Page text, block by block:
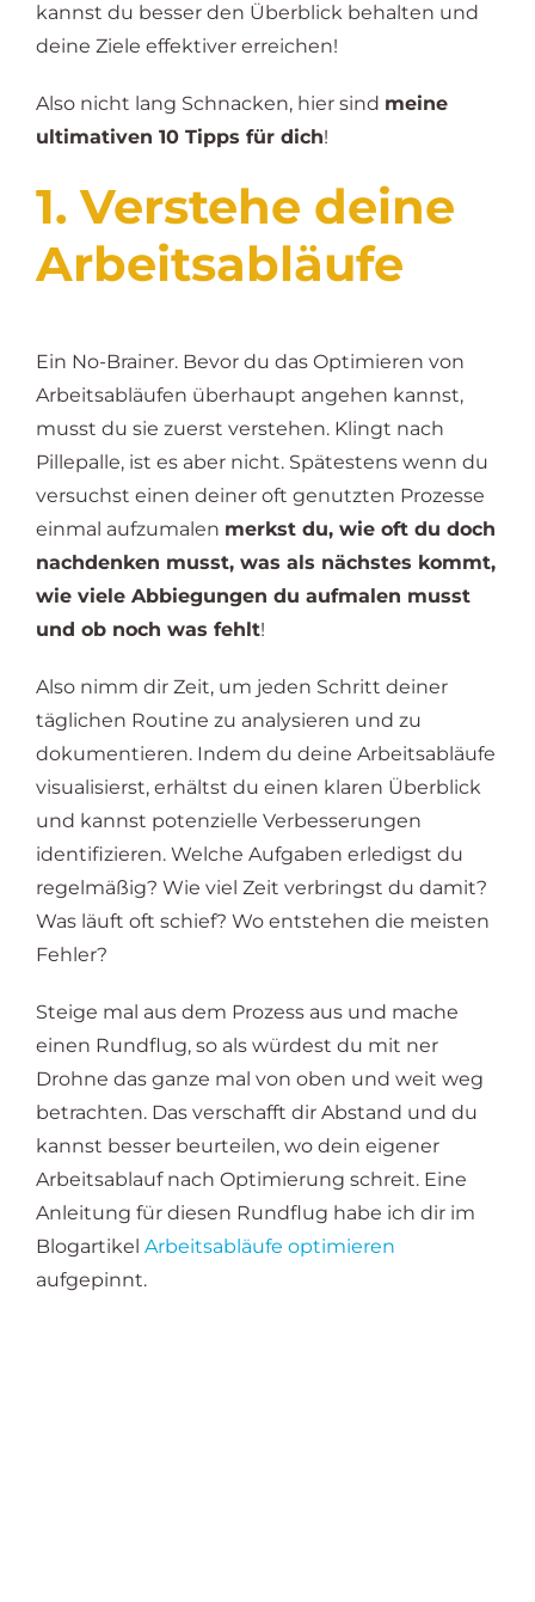
kannst du besser den Überblick behalten und
deine Ziele effektiver erreichen!
Also nicht lang Schnacken, hier sind meine
ultimativen 10 Tipps für dich!
1. Verstehe deine
Arbeitsabläufe
Ein No-Brainer. Bevor du das Optimieren von
Arbeitsabläufen überhaupt angehen kannst,
musst du sie zuerst verstehen. Klingt nach
Pillepalle, ist es aber nicht. Spätestens wenn du
versuchst einen deiner oft genutzten Prozesse
einmal aufzumalen merkst du, wie oft du doch
nachdenken musst, was als nächstes kommt,
wie viele Abbiegungen du aufmalen musst
und ob noch was fehlt!
Also nimm dir Zeit, um jeden Schritt deiner
täglichen Routine zu analysieren und zu
dokumentieren. Indem du deine Arbeitsabläufe
visualisierst, erhältst du einen klaren Überblick
und kannst potenzielle Verbesserungen
identifizieren. Welche Aufgaben erledigst du
regelmäßig? Wie viel Zeit verbringst du damit?
Was läuft oft schief? Wo entstehen die meisten
Fehler?
Steige mal aus dem Prozess aus und mache
einen Rundflug, so als würdest du mit ner
Drohne das ganze mal von oben und weit weg
betrachten. Das verschafft dir Abstand und du
kannst besser beurteilen, wo dein eigener
Arbeitsablauf nach Optimierung schreit. Eine
Anleitung für diesen Rundflug habe ich dir im
Blogartikel Arbeitsabläufe optimieren
aufgepinnt.